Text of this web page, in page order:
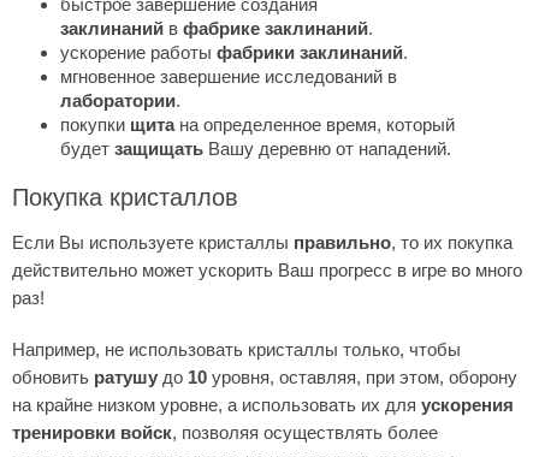
заклинаний в фабрике заклинаний.
ускорение работы фабрики заклинаний.
мгновенное завершение исследований в
лаборатории.
покупки щитана определенное время, который
будет защищать Вашу деревню от нападений.
Покупка кристаллов
Если Вы используете кристаллы правильно, то их покупка
действительно может ускорить Ваш прогресс в игре во много
раз!
Например, не использовать кристаллы только, чтобы
обновить ратушу до 10 уровня, оставляя, при этом, оборону
на крайне низком уровне, а использовать их для ускорения
тренировки войск, позволяя осуществлять более